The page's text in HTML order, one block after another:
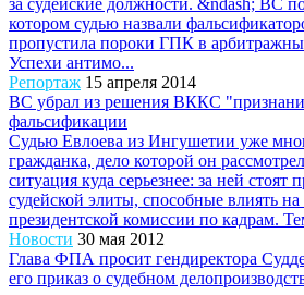
за судейские должности. &ndash; ВС
котором судью назвали
пропустила пороки ГПК в
Успехи антимо...
Репортаж 15 апреля 2014
ВС убрал из решения ВККС
фальсификации
Судью Евлоева из Ингушетии уже
гражданка, дело которой он
ситуация куда серьезнее: за ней стоят
судейской элиты, способные влиять
президентской комиссии по кадрам.
Новости 30 мая 2012
Глава ФПА просит гендиректора
его приказ о судебном